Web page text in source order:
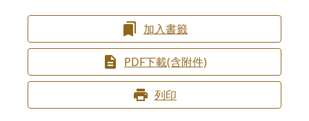
加入書籤
PDF下載(含附件)
列印